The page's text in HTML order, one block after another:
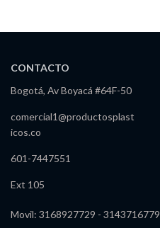
CONTACTO
Bogotá, Av Boyacá #64F-50
comercial1@productosplast
icos.co
601-7447551
Ext 105
Movil: 3168927729 - 3143716779